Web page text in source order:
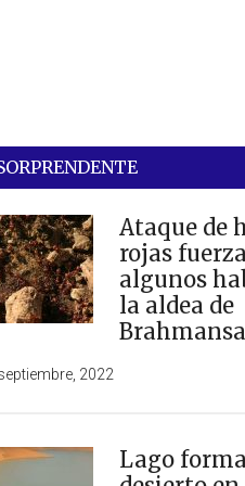
Ataque de
rojas
algunos
la aldea de
2022
Lago